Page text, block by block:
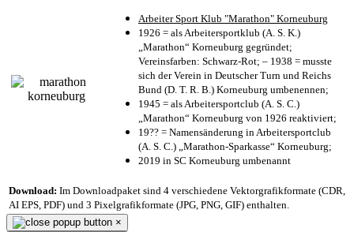
Arbeiter Sport Klub "Marathon" Korneuburg
1926 = als Arbeitersportklub (A. S. K.)
„Marathon“ Korneuburg gegründet;
Vereinsfarben: Schwarz-Rot; – 1938 = musste
sich der Verein in Deutscher Turn und Reichs
Bund (D. T. R. B.) Korneuburg umbenennen;
1945 = als Arbeitersportclub (A. S. C.)
„Marathon“ Korneuburg von 1926 reaktiviert;
19?? = Namensänderung in Arbeitersportclub
(A. S. C.) „Marathon-Sparkasse“ Korneuburg;
2019 in SC Korneuburg umbenannt
Download: Im Downloadpaket sind 4 verschiedene Vektorgrafikformate (CDR,
AI EPS, PDF) und 3 Pixelgrafikformate (JPG, PNG, GIF) enthalten.
×